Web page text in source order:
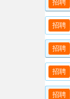
招聘
招聘
招聘
招聘
招聘